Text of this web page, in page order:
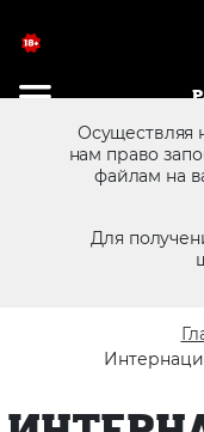
Осуществляя
нам право
файлам на
Для
8 (4872) 250